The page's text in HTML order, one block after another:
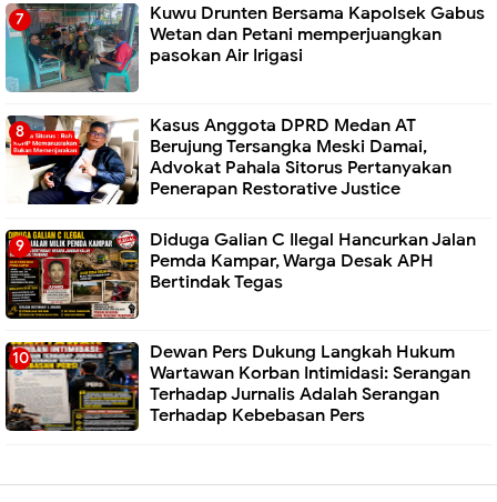
Kuwu Drunten Bersama Kapolsek Gabus
Wetan dan Petani memperjuangkan
pasokan Air Irigasi
Kasus Anggota DPRD Medan AT
Berujung Tersangka Meski Damai,
Advokat Pahala Sitorus Pertanyakan
Penerapan Restorative Justice
Diduga Galian C Ilegal Hancurkan Jalan
Pemda Kampar, Warga Desak APH
Bertindak Tegas
Dewan Pers Dukung Langkah Hukum
Wartawan Korban Intimidasi: Serangan
Terhadap Jurnalis Adalah Serangan
Terhadap Kebebasan Pers